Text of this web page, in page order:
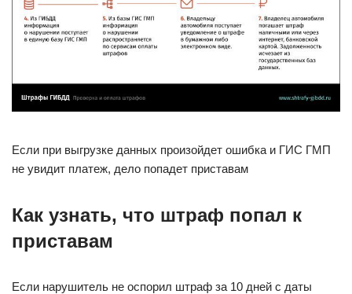
Если при выгрузке данных произойдет ошибка и ГИС ГМП
не увидит платеж, дело попадет приставам
Как узнать, что штраф попал к
приставам
Если нарушитель не оспорил штраф за 10 дней с даты